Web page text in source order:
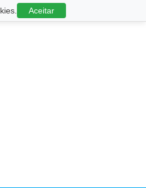
Aceitar